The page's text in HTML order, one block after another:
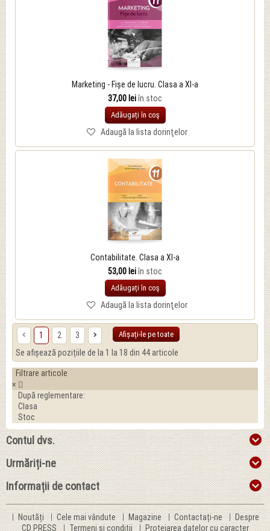
Marketing - Fișe de lucru. Clasa a XI-a
37,00 leiîn stoc
Adăugați în coş
Adaugă la lista dorinţelor
Contabilitate. Clasa a XI-a
53,00 leiîn stoc
Adăugați în coş
Adaugă la lista dorinţelor
Afișați-le pe toate
1 2
3
Se afișează pozițiile de la 1 la 18 din 44 articole
Filtrare articole
×
După reglementare:
Clasa
Stoc
Contul dvs.
Urmăriți-ne
Informații de contact
Noutăți Cele mai vândute Magazine Contactați-ne
Despre
CD PRESS
Termeni și condiții Protejarea datelor cu caracter